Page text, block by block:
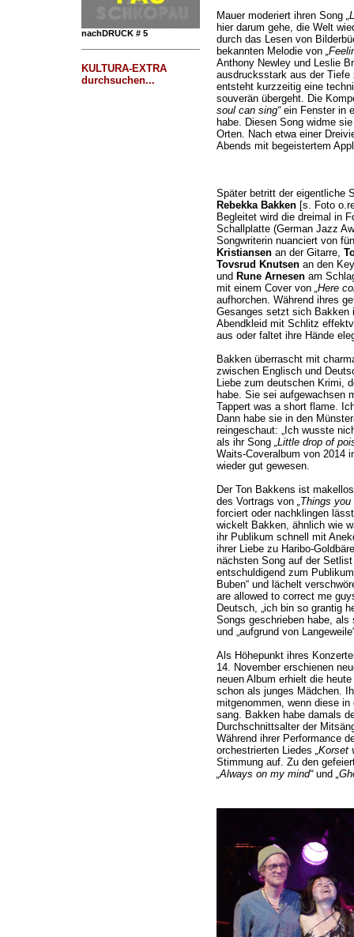
nachDRUCK # 5
KULTURA-EXTRA
durchsuchen...
Mauer moderiert ihren Song
hier darum gehe, die Welt
durch das Lesen von
bekannten Melodie von
Anthony Newley und Leslie
ausdrucksstark aus der
entsteht kurzzeitig eine
souverän übergeht. Die
soul can sing“ein Fenster in
habe. Diesen Song widme
Orten. Nach etwa einer
Abends mit begeistertem
Später betritt der eigentliche
Rebekka Bakken[s. Foto
Begleitet wird die dreimal in
Schallplatte (German Jazz
Songwriterin nuanciert von
Kristiansenan der Gitarre,
Tovsrud Knutsenan den
und Rune Arnesenam
mit einem Cover von „Here
aufhorchen. Während ihres
Gesanges setzt sich Bakken
Abendkleid mit Schlitz
aus oder faltet ihre Hände
Bakken überrascht mit
zwischen Englisch und
Liebe zum deutschen Krimi,
habe. Sie sei aufgewachsen
Tappert was a short flame.
Dann habe sie in den
reingeschaut: „Ich wusste
als ihr Song „Little drop of
Waits-Coveralbum von 2014
wieder gut gewesen.
Der Ton Bakkens ist
des Vortrags von „Things you
forciert oder nachklingen
wickelt Bakken, ähnlich wie
ihr Publikum schnell mit
ihrer Liebe zu Haribo-
nächsten Song auf der
entschuldigend zum
Buben“ und lächelt
are allowed to correct me
Deutsch, „ich bin so grantig
Songs geschrieben habe, als
und „aufgrund von
Als Höhepunkt ihres
14. November erschienen
neuen Album erhielt die
schon als junges Mädchen.
mitgenommen, wenn diese
sang. Bakken habe damals
Durchschnittsalter der
Während ihrer Performance
orchestrierten Liedes „Korset
Stimmung auf. Zu den
„Always on my mind“und